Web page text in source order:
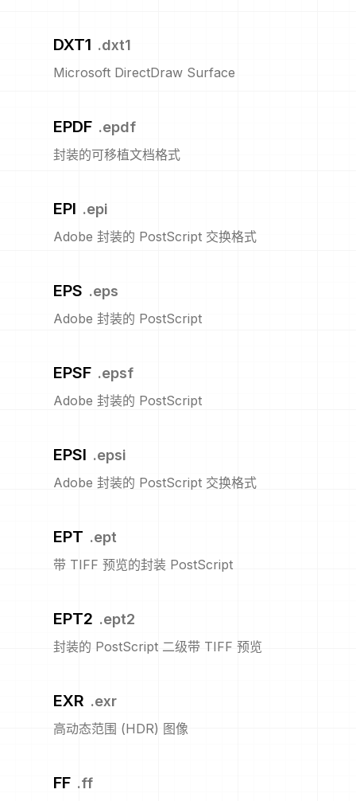
DXT1 .dxt1
Microsoft DirectDraw Surface
EPDF .epdf
封装的可移植文档格式
EPI .epi
Adobe 封装的 PostScript 交换格式
EPS .eps
Adobe 封装的 PostScript
EPSF .epsf
Adobe 封装的 PostScript
EPSI .epsi
Adobe 封装的 PostScript 交换格式
EPT .ept
带 TIFF 预览的封装 PostScript
EPT2 .ept2
封装的 PostScript 二级带 TIFF 预览
EXR .exr
高动态范围 (HDR) 图像
FF .ff